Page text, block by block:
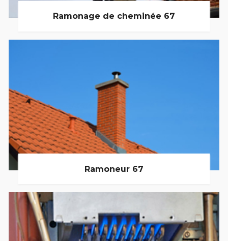
Ramonage de cheminée 67
Ramoneur 67